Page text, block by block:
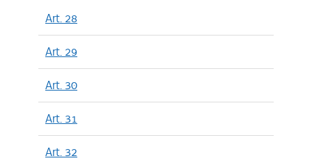
Art. 28
Art. 29
Art. 30
Art. 31
Art. 32